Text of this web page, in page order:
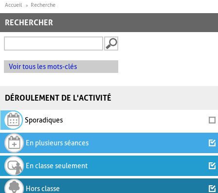
Accueil Recherche
RECHERCHER
Voir tous les mots-clés
DÉROULEMENT DE L'ACTIVITÉ
Sporadiques
En plusieurs séances
En classe seulement
Hors classe